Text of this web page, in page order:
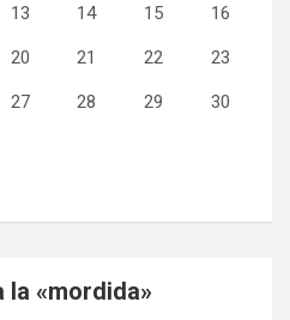
13 14 15 16
20 21 22 23
27 28 29 30
la «mordida»